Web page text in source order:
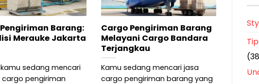
Barang:
Merauke Jakarta
sedang mencari
pengiriman
Cargo Pengiriman Barang
Melayani Cargo Bandara
Terjangkau
Kamu sedang mencari jasa
cargo pengiriman barang yang